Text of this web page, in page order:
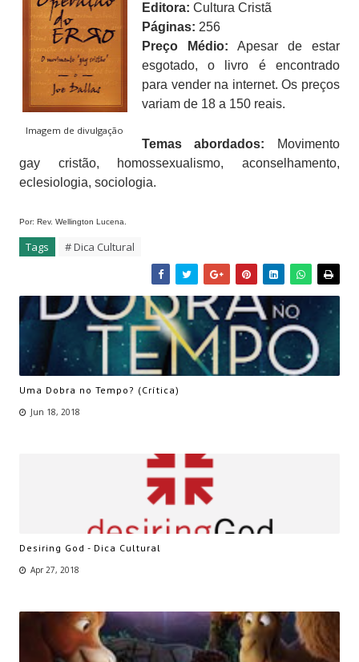
Imagem de divulgação
Editora: Cultura Cristã
Páginas: 256
Preço Médio: Apesar de estar
esgotado, o livro é encontrado
para vender na internet. Os preços
variam de 18 a 150 reais.
Temas abordados: Movimento
gay cristão, homossexualismo, aconselhamento,
eclesiologia, sociologia.
Por: Rev. Wellington Lucena.
Tags # Dica Cultural
Uma Dobra no Tempo? (Crítica)
Jun 18, 2018
Desiring God - Dica Cultural
Apr 27, 2018